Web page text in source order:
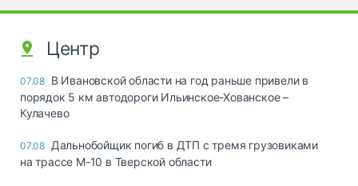
Центр
07.08 В Ивановской области на год раньше привели в
порядок 5 км автодороги Ильинское-Хованское –
Кулачево
07.08 Дальнобойщик погиб в ДТП с тремя грузовиками
на трассе М-10 в Тверской области